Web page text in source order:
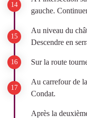
gauche.
Au niveau du
Descendre en
Sur la route
Au carrefour de
Condat.
Après la